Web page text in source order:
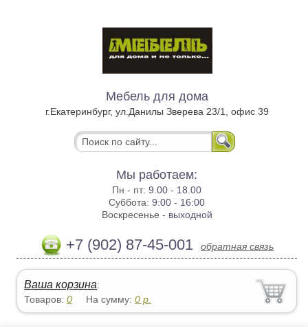
Мебель для дома
г.Екатеринбург, ул.Данилы Зверева 23/1, офис 39
Мы работаем:
Пн - пт:9.00 - 18.00
Суббота:9:00 - 16:00
Воскресенье - выходной
+7 (902) 87-45-001 обратная связь
Ваша корзина:
Товаров:0 На сумму:0 р.